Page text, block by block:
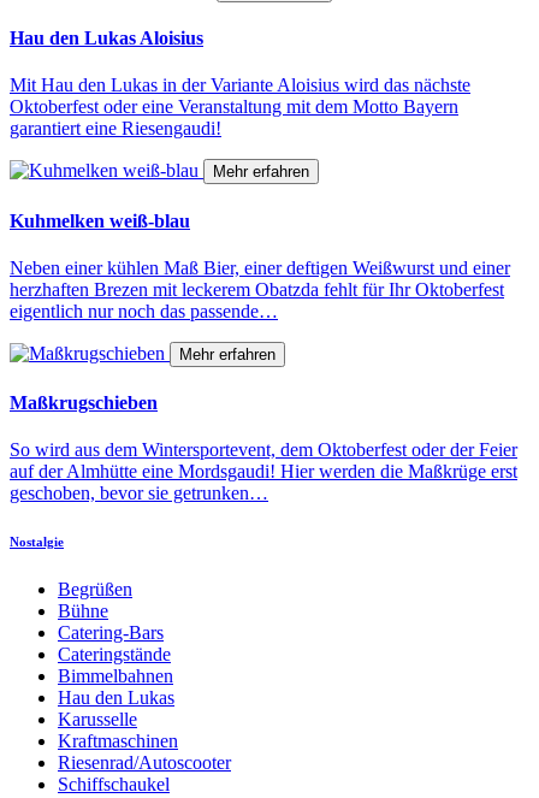
Hau den Lukas Aloisius
Mit Hau den Lukas in der Variante Aloisius wird das nächste
Oktoberfest oder eine Veranstaltung mit dem Motto Bayern
garantiert eine Riesengaudi!
Mehr erfahren
Kuhmelken weiß-blau
Neben einer kühlen Maß Bier, einer deftigen Weißwurst und einer
herzhaften Brezen mit leckerem Obatzda fehlt für Ihr Oktoberfest
eigentlich nur noch das passende…
Mehr erfahren
Maßkrugschieben
So wird aus dem Wintersportevent, dem Oktoberfest oder der Feier
auf der Almhütte eine Mordsgaudi! Hier werden die Maßkrüge erst
geschoben, bevor sie getrunken…
Nostalgie
Begrüßen
Bühne
Catering-Bars
Cateringstände
Bimmelbahnen
Hau den Lukas
Karusselle
Kraftmaschinen
Riesenrad/Autoscooter
Schiffschaukel